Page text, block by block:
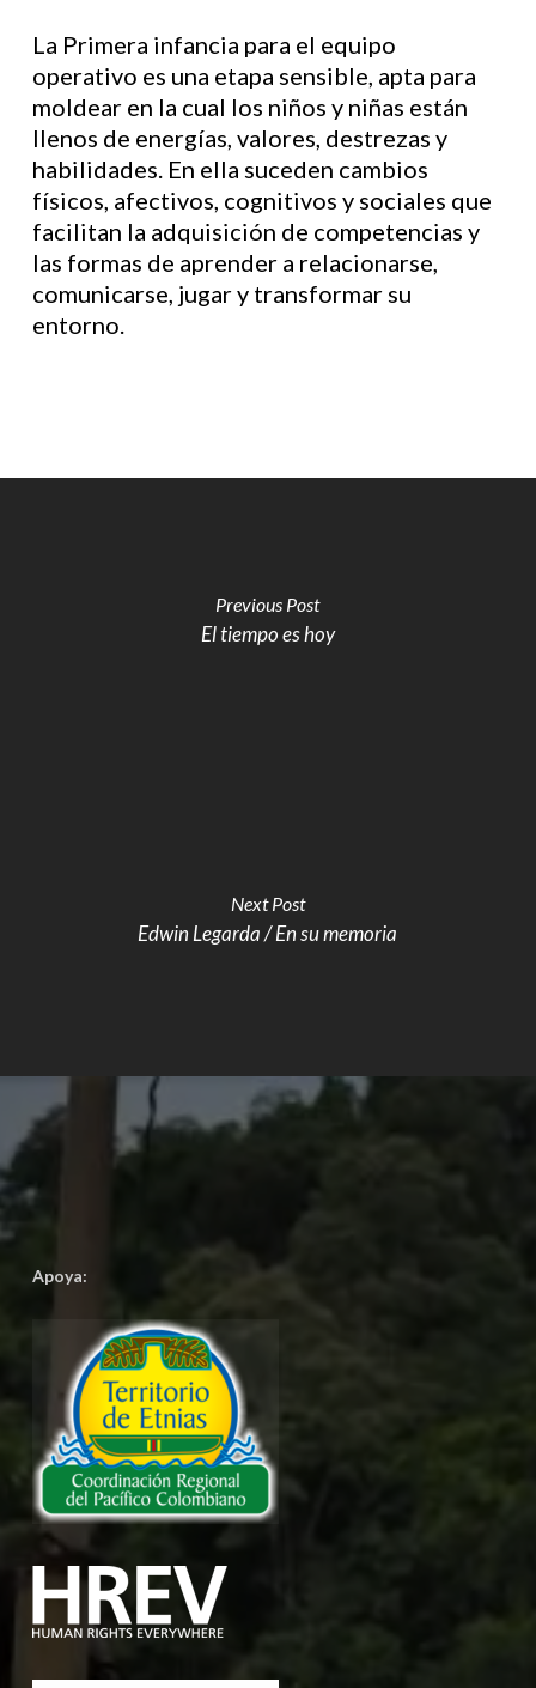
La Primera infancia para el equipo
operativo es una etapa sensible, apta para
moldear en la cual los niños y niñas están
llenos de energías, valores, destrezas y
habilidades. En ella suceden cambios
físicos, afectivos, cognitivos y sociales que
facilitan la adquisición de competencias y
las formas de aprender a relacionarse,
comunicarse, jugar y transformar su
entorno.
Previous Post
El tiempo es hoy
Next Post
Edwin Legarda / En su memoria
Apoya: